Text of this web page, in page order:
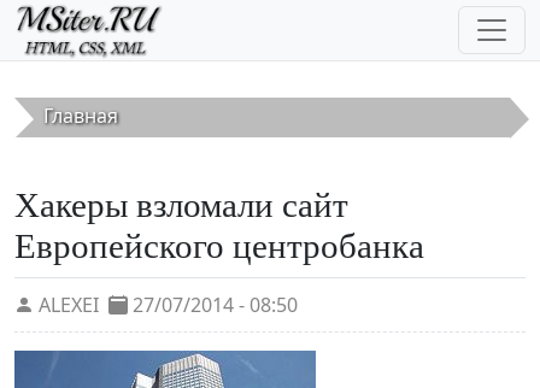
Перейти к основному содержанию
Главная
Хакеры взломали сайт
Европейского центробанка
ALEXEI 27/07/2014 - 08:50